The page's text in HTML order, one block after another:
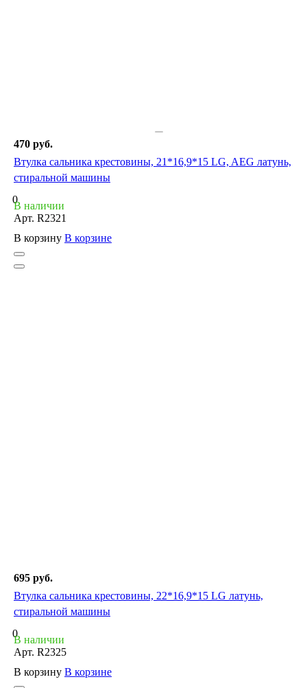
470 руб.
Втулка сальника крестовины, 21*16,9*15 LG, AEG латунь,
стиральной машины
0
В наличии
Арт. R2321
В корзину В корзине
695 руб.
Втулка сальника крестовины, 22*16,9*15 LG латунь,
стиральной машины
0
В наличии
Арт. R2325
В корзину В корзине